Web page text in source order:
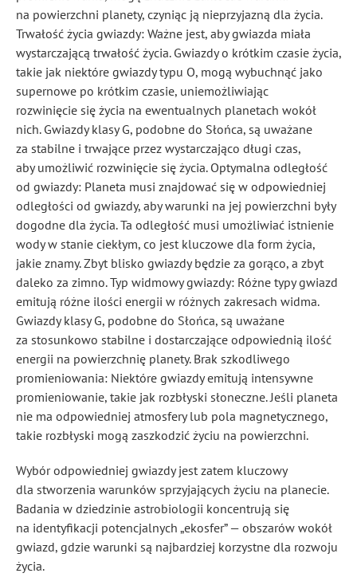
na powierzchni planety, czyniąc ją nieprzyjazną dla życia.
Trwałość życia gwiazdy: Ważne jest, aby gwiazda miała
wystarczającą trwałość życia. Gwiazdy o krótkim czasie życia,
takie jak niektóre gwiazdy typu O, mogą wybuchnąć jako
supernowe po krótkim czasie, uniemożliwiając
rozwinięcie się życia na ewentualnych planetach wokół
nich. Gwiazdy klasy G, podobne do Słońca, są uważane
za stabilne i trwające przez wystarczająco długi czas,
aby umożliwić rozwinięcie się życia. Optymalna odległość
od gwiazdy: Planeta musi znajdować się w odpowiedniej
odległości od gwiazdy, aby warunki na jej powierzchni były
dogodne dla życia. Ta odległość musi umożliwiać istnienie
wody w stanie ciekłym, co jest kluczowe dla form życia,
jakie znamy. Zbyt blisko gwiazdy będzie za gorąco, a zbyt
daleko za zimno. Typ widmowy gwiazdy: Różne typy gwiazd
emitują różne ilości energii w różnych zakresach widma.
Gwiazdy klasy G, podobne do Słońca, są uważane
za stosunkowo stabilne i dostarczające odpowiednią ilość
energii na powierzchnię planety. Brak szkodliwego
promieniowania: Niektóre gwiazdy emitują intensywne
promieniowanie, takie jak rozbłyski słoneczne. Jeśli planeta
nie ma odpowiedniej atmosfery lub pola magnetycznego,
takie rozbłyski mogą zaszkodzić życiu na powierzchni.
Wybór odpowiedniej gwiazdy jest zatem kluczowy
dla stworzenia warunków sprzyjających życiu na planecie.
Badania w dziedzinie astrobiologii koncentrują się
na identyfikacji potencjalnych „ekosfer” — obszarów wokół
gwiazd, gdzie warunki są najbardziej korzystne dla rozwoju
życia.